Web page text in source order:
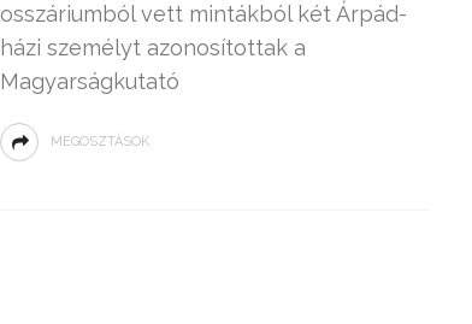
osszáriumból vett mintákból két Árpád-
házi személyt azonosítottak a
Magyarságkutató
MEGOSZTÁSOK